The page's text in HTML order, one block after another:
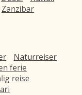
Zanzibar
Naturreiser
ferie
reise